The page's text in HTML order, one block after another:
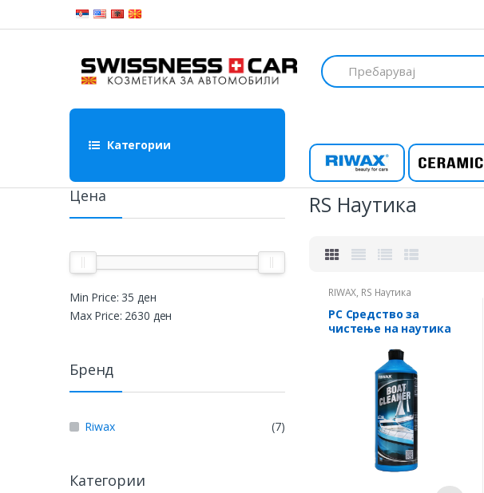
Skip to navigation
Skip to content
S
e
a
f
o
:
Категории
Riwax
Ceramica
RS Наутика
RIWAX, RS Наутика
РС Средство за
чистење на наутика
Цена
Min Price: 35 ден
Max Price: 2630 ден
Бренд
Riwax (7)
Категории